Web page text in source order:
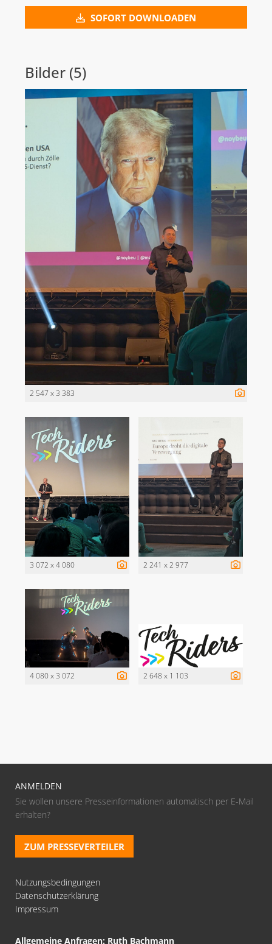
SOFORT DOWNLOADEN
Bilder (5)
2 547 x 3 383
3 072 x 4 080 2 241 x 2 977
4 080 x 3 072 2 648 x 1 103
ANMELDEN
Sie wollen unsere Presseinformationen automatisch per E-Mail
erhalten?
ZUM PRESSEVERTEILER
Nutzungsbedingungen
Datenschutzerklärung
Impressum
Allgemeine Anfragen: Ruth Bachmann